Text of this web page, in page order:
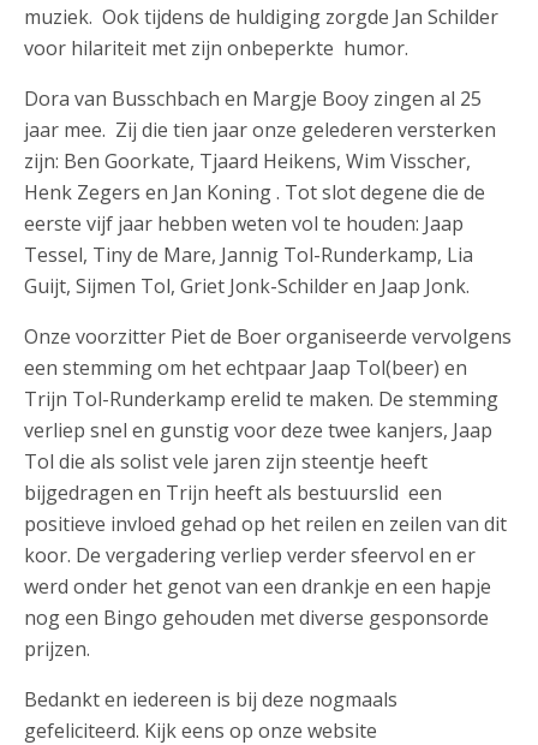
muziek. Ook tijdens de huldiging zorgde Jan Schilder
voor hilariteit met zijn onbeperkte humor.
Dora van Busschbach en Margje Booy zingen al 25
jaar mee. Zij die tien jaar onze gelederen versterken
zijn: Ben Goorkate, Tjaard Heikens, Wim Visscher,
Henk Zegers en Jan Koning . Tot slot degene die de
eerste vijf jaar hebben weten vol te houden: Jaap
Tessel, Tiny de Mare, Jannig Tol-Runderkamp, Lia
Guijt, Sijmen Tol, Griet Jonk-Schilder en Jaap Jonk.
Onze voorzitter Piet de Boer organiseerde vervolgens
een stemming om het echtpaar Jaap Tol(beer) en
Trijn Tol-Runderkamp erelid te maken. De stemming
verliep snel en gunstig voor deze twee kanjers, Jaap
Tol die als solist vele jaren zijn steentje heeft
bijgedragen en Trijn heeft als bestuurslid een
positieve invloed gehad op het reilen en zeilen van dit
koor. De vergadering verliep verder sfeervol en er
werd onder het genot van een drankje en een hapje
nog een Bingo gehouden met diverse gesponsorde
prijzen.
Bedankt en iedereen is bij deze nogmaals
gefeliciteerd. Kijk eens op onze website